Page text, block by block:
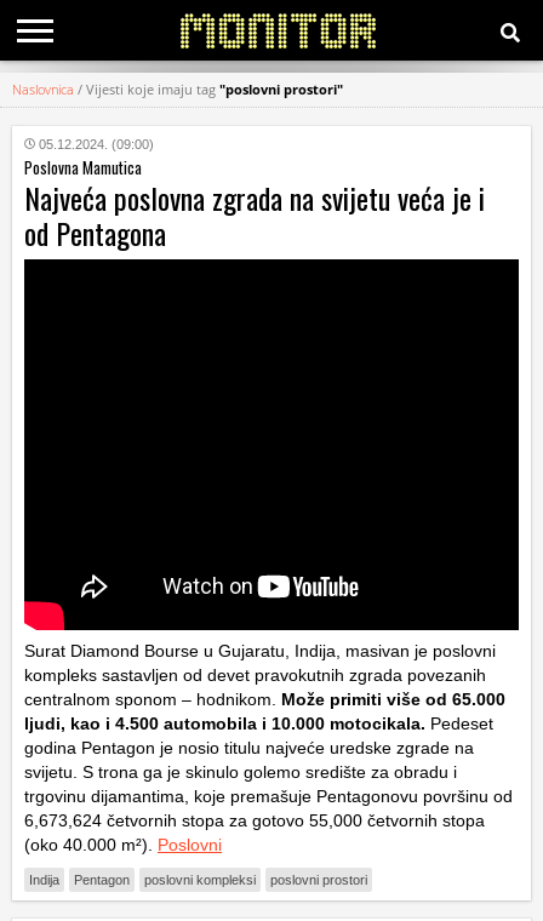
KATEGORIJE
HRVATSKI
WEB
Naslovnica / Vijesti koje imaju tag "poslovni prostori"
05.12.2024. (09:00)
Poslovna Mamutica
Najveća poslovna zgrada na svijetu veća je i
od Pentagona
Surat Diamond Bourse u Gujaratu, Indija, masivan je poslovni
kompleks sastavljen od devet pravokutnih zgrada povezanih
centralnom sponom – hodnikom. Može primiti više od 65.000
ljudi, kao i 4.500 automobila i 10.000 motocikala. Pedeset
godina Pentagon je nosio titulu najveće uredske zgrade na
svijetu. S trona ga je skinulo golemo središte za obradu i
trgovinu dijamantima, koje premašuje Pentagonovu površinu od
6,673,624 četvornih stopa za gotovo 55,000 četvornih stopa
(oko 40.000 m²). Poslovni
Indija Pentagon poslovni kompleksi poslovni prostori